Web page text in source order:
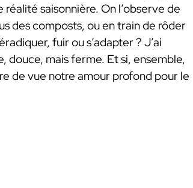
saisonnière. On l’observe de
des composts, ou en train de rôder
fuir ou s’adapter ? J’ai
douce, mais ferme. Et si, ensemble,
de vue notre amour profond pour le